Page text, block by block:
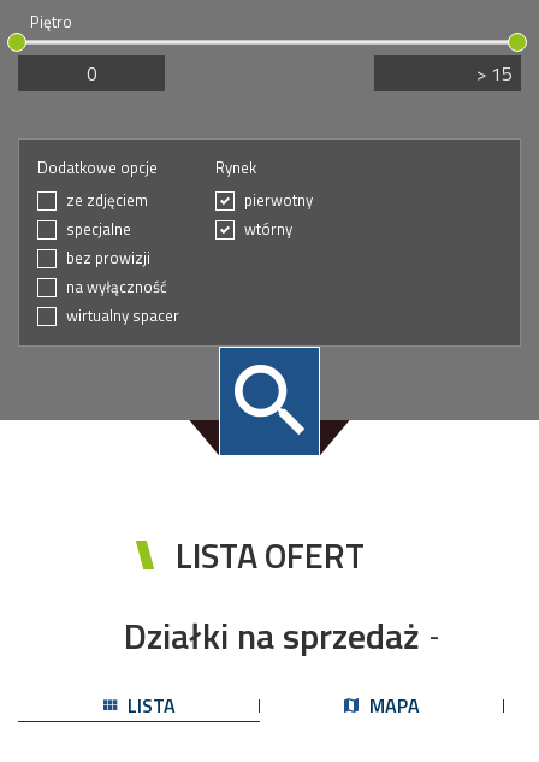
Piętro
Dodatkowe opcje
ze zdjęciem
specjalne
bez prowizji
na wyłączność
wirtualny spacer
Rynek
pierwotny
wtórny
LISTA OFERT
Działki na sprzedaż -
LISTA MAPA